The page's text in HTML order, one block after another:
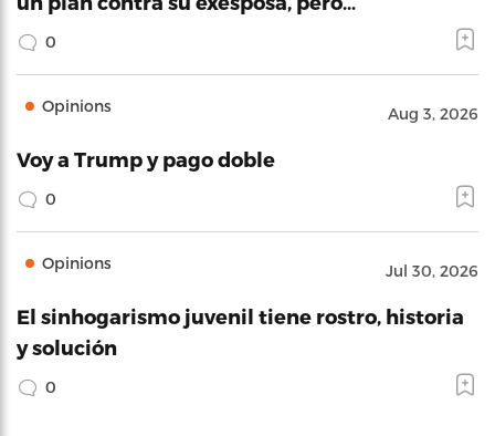
0
Opinions Aug 3, 2026
Voy a Trump y pago doble
0
Opinions Jul 30, 2026
El sinhogarismo juvenil tiene rostro, historia
y solución
0